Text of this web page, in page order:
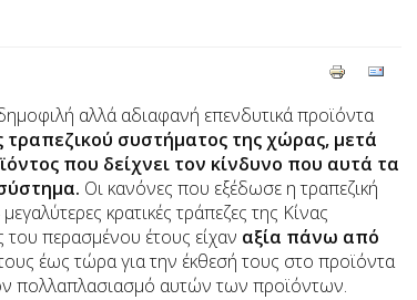
αλλά αδιαφανή επενδυτικά προϊόντα
συστήματος της χώρας, μετά
που δείχνει τον κίνδυνο που αυτά τα
Οι κανόνες που εξέδωσε η τραπεζική
κρατικές τράπεζες της Κίνας
περασμένου έτους είχαν αξία πάνω από
έως τώρα για την έκθεσή τους στο προϊόντα
πολλαπλασιασμό αυτών των προϊόντων.